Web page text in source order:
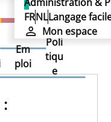
FRNLLangage
Mon espace
erc
es
&
Em
ploi
atio
n &
Poli
tiqu
e
aux